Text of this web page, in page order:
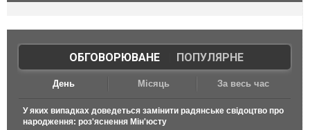
ОБГОВОРЮВАНЕ| ПОПУЛЯРНЕ
День Місяць За весь час
У яких випадках доведеться замінити радянське свідоцтво про
народження: роз'яснення Мін'юсту